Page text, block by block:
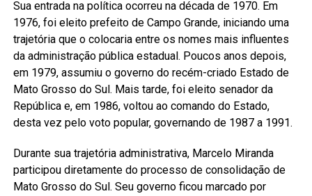
Sua entrada na política ocorreu na década de 1970. Em
1976, foi eleito prefeito de Campo Grande, iniciando uma
trajetória que o colocaria entre os nomes mais influentes
da administração pública estadual. Poucos anos depois,
em 1979, assumiu o governo do recém-criado Estado de
Mato Grosso do Sul. Mais tarde, foi eleito senador da
República e, em 1986, voltou ao comando do Estado,
desta vez pelo voto popular, governando de 1987 a 1991.
Durante sua trajetória administrativa, Marcelo Miranda
participou diretamente do processo de consolidação de
Mato Grosso do Sul. Seu governo ficou marcado por